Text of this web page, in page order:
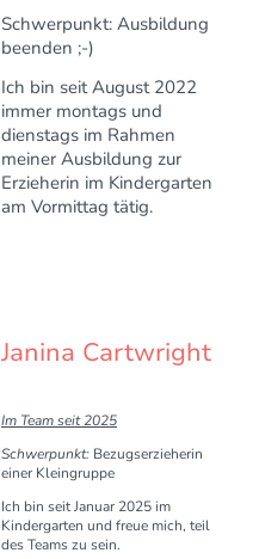
Schwerpunkt: Ausbildung
beenden ;-)
Ich bin seit August 2022
immer montags und
dienstags im Rahmen
meiner Ausbildung zur
Erzieherin im Kindergarten
am Vormittag tätig.
Janina Cartwright
Im Team seit 2025
Schwerpunkt: Bezugserzieherin
einer Kleingruppe
Ich bin seit Januar 2025 im
Kindergarten und freue mich, teil
des Teams zu sein.